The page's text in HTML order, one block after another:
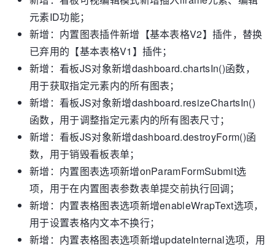
元素ID功能；
新增：内置图表插件新增【基本表格V2】插件，替换
已弃用的【基本表格V1】插件；
新增：看板JS对象新增dashboard.chartsIn()函数，
用于获取指定元素内的所有图表；
新增：看板JS对象新增dashboard.resizeChartsIn()
函数，用于调整指定元素内的所有图表尺寸；
新增：看板JS对象新增dashboard.destroyForm()函
数，用于销毁看板表单；
新增：内置图表选项新增onParamFormSubmit选
项，用于在内置图表参数表单提交前执行回调；
新增：内置表格图表选项新增enableWrapText选项，
用于设置表格内文本不换行；
新增：内置表格图表选项新增updateInternal选项，用